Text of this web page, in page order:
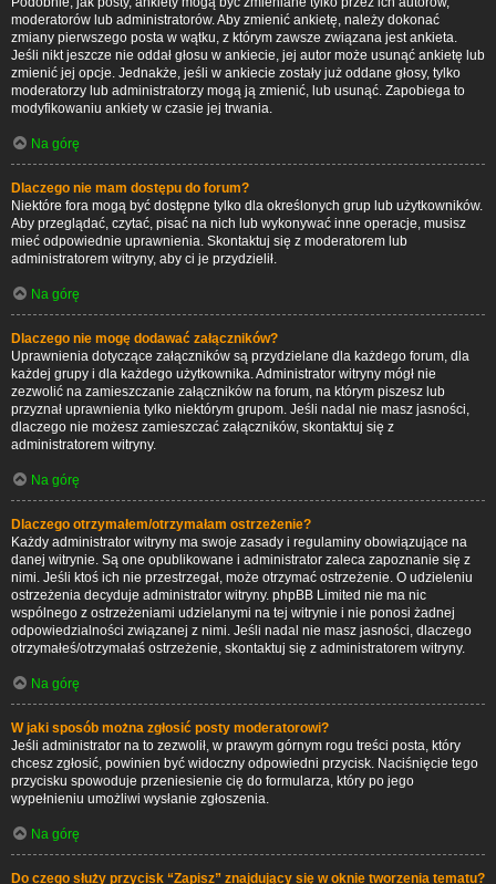
moderatorów lub administratorów. Aby zmienić ankietę, należy dokonać
zmiany pierwszego posta w wątku, z którym zawsze związana jest ankieta.
Jeśli nikt jeszcze nie oddał głosu w ankiecie, jej autor może usunąć ankietę lub
zmienić jej opcje. Jednakże, jeśli w ankiecie zostały już oddane głosy, tylko
moderatorzy lub administratorzy mogą ją zmienić, lub usunąć. Zapobiega to
modyfikowaniu ankiety w czasie jej trwania.
Na górę
Dlaczego nie mam dostępu do forum?
Niektóre fora mogą być dostępne tylko dla określonych grup lub użytkowników.
Aby przeglądać, czytać, pisać na nich lub wykonywać inne operacje, musisz
mieć odpowiednie uprawnienia. Skontaktuj się z moderatorem lub
administratorem witryny, aby ci je przydzielił.
Na górę
Dlaczego nie mogę dodawać załączników?
Uprawnienia dotyczące załączników są przydzielane dla każdego forum, dla
każdej grupy i dla każdego użytkownika. Administrator witryny mógł nie
zezwolić na zamieszczanie załączników na forum, na którym piszesz lub
przyznał uprawnienia tylko niektórym grupom. Jeśli nadal nie masz jasności,
dlaczego nie możesz zamieszczać załączników, skontaktuj się z
administratorem witryny.
Na górę
Dlaczego otrzymałem/otrzymałam ostrzeżenie?
Każdy administrator witryny ma swoje zasady i regulaminy obowiązujące na
danej witrynie. Są one opublikowane i administrator zaleca zapoznanie się z
nimi. Jeśli ktoś ich nie przestrzegał, może otrzymać ostrzeżenie. O udzieleniu
ostrzeżenia decyduje administrator witryny. phpBB Limited nie ma nic
wspólnego z ostrzeżeniami udzielanymi na tej witrynie i nie ponosi żadnej
odpowiedzialności związanej z nimi. Jeśli nadal nie masz jasności, dlaczego
otrzymałeś/otrzymałaś ostrzeżenie, skontaktuj się z administratorem witryny.
Na górę
W jaki sposób można zgłosić posty moderatorowi?
Jeśli administrator na to zezwolił, w prawym górnym rogu treści posta, który
chcesz zgłosić, powinien być widoczny odpowiedni przycisk. Naciśnięcie tego
przycisku spowoduje przeniesienie cię do formularza, który po jego
wypełnieniu umożliwi wysłanie zgłoszenia.
Na górę
Do czego służy przycisk “Zapisz” znajdujący się w oknie tworzenia tematu?